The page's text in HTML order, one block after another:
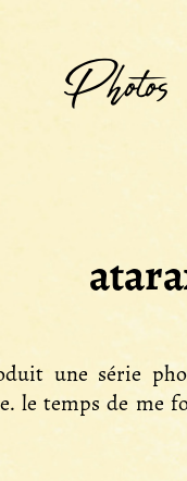
Photos
une série
le temps de me